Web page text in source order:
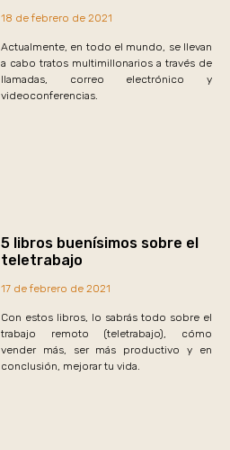
18 de febrero de 2021
Actualmente, en todo el mundo, se llevan
a cabo tratos multimillonarios a través de
llamadas, correo electrónico y
videoconferencias.
5 libros buenísimos sobre el
teletrabajo
17 de febrero de 2021
Con estos libros, lo sabrás todo sobre el
trabajo remoto (teletrabajo), cómo
vender más, ser más productivo y en
conclusión, mejorar tu vida.